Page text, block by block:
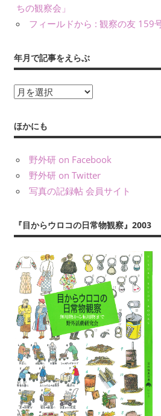
て
い
す。
ちの観察会」
フィールドから : 観察の友 159
年月で記事をえらぶ
年
で
記
ほかにも
野外研 on Facebook
野外研 on Twitter
写真の記録帖 会員サイト
『目からウロコの日常物観察』2003